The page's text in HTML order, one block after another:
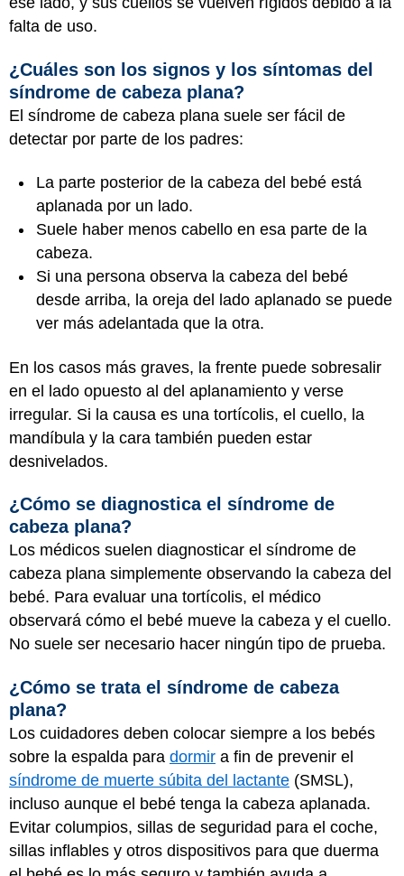
falta de uso.
¿Cuáles son los signos y los síntomas del
síndrome de cabeza plana?
El síndrome de cabeza plana suele ser fácil de
detectar por parte de los padres:
La parte posterior de la cabeza del bebé está
aplanada por un lado.
Suele haber menos cabello en esa parte de la
cabeza.
Si una persona observa la cabeza del bebé
desde arriba, la oreja del lado aplanado se puede
ver más adelantada que la otra.
En los casos más graves, la frente puede sobresalir
en el lado opuesto al del aplanamiento y verse
irregular. Si la causa es una tortícolis, el cuello, la
mandíbula y la cara también pueden estar
desnivelados.
¿Cómo se diagnostica el síndrome de
cabeza plana?
Los médicos suelen diagnosticar el síndrome de
cabeza plana simplemente observando la cabeza del
bebé. Para evaluar una tortícolis, el médico
observará cómo el bebé mueve la cabeza y el cuello.
No suele ser necesario hacer ningún tipo de prueba.
¿Cómo se trata el síndrome de cabeza
plana?
Los cuidadores deben colocar siempre a los bebés
sobre la espalda para dormir a fin de prevenir el
síndrome de muerte súbita del lactante (SMSL),
incluso aunque el bebé tenga la cabeza aplanada.
Evitar columpios, sillas de seguridad para el coche,
sillas inflables y otros dispositivos para que duerma